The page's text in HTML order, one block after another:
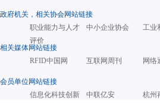
政府机关，相关协会网站链接
职业能力与人才
评价
中小企业协会 工业
相关媒体网站链接
RFID中国网
互联网周刊 网络
会员单位网站链接
信息化科技创新
中联亿安 杭州